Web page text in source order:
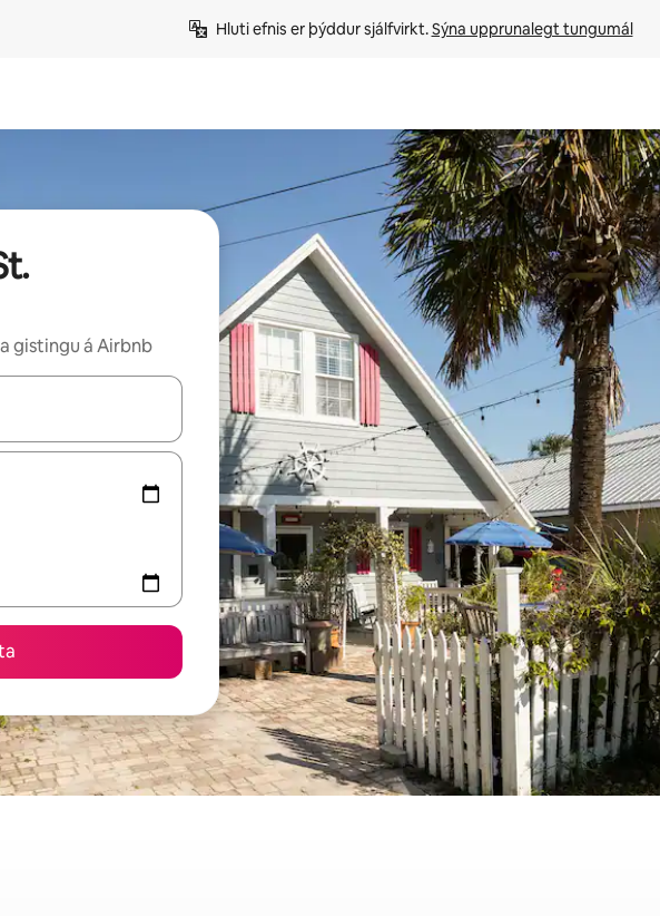
Hluti efnis er þýddur sjálfvirkt. Sýna upprunalegt tungumál
gistingu á Airbnb
skaltu nota upp og niður örvalyklana eða skoða með því að snerta eða strjúka.